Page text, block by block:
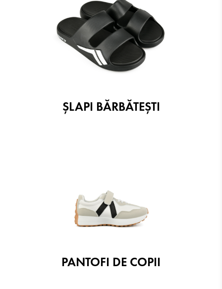
ŞLAPI BĂRBĂTEŞTI
PANTOFI DE COPII